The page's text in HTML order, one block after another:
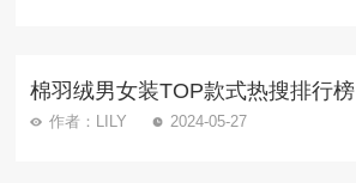
棉羽绒男女装TOP款式热搜排行榜
作者：LILY 2024-05-27